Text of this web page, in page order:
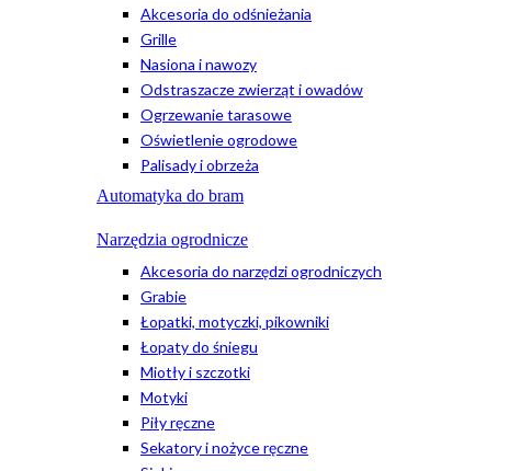
Akcesoria do odśnieżania
Grille
Nasiona i nawozy
Odstraszacze zwierząt i owadów
Ogrzewanie tarasowe
Oświetlenie ogrodowe
Palisady i obrzeża
Automatyka do bram
Narzędzia ogrodnicze
Akcesoria do narzędzi ogrodniczych
Grabie
Łopatki, motyczki, pikowniki
Łopaty do śniegu
Miotły i szczotki
Motyki
Piły ręczne
Sekatory i nożyce ręczne